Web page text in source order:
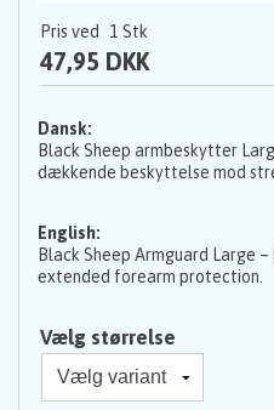
Pris ved 1 Stk
47,95 DKK
Dansk:
Black Sheep armbeskytter
dækkende beskyttelse mod
English:
Black Sheep Armguard Large
extended forearm protection.
Vælg størrelse